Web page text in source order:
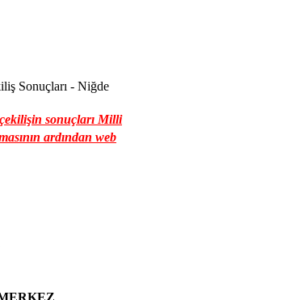
Sonuçları - Niğde
sonuçları Milli
ardından web